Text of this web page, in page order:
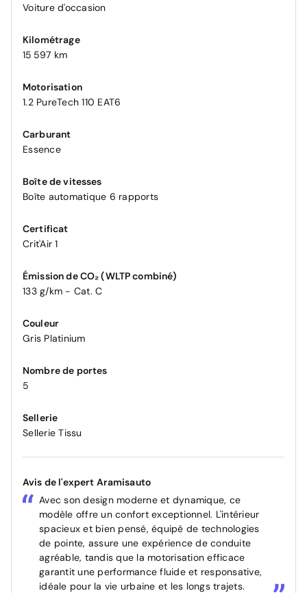
Voiture d'occasion
Kilométrage
15 597 km
Motorisation
1.2 PureTech 110 EAT6
Carburant
Essence
Boîte de vitesses
Boîte automatique 6 rapports
Certificat
Crit'Air 1
Émission de CO₂ (WLTP combiné)
133 g/km - Cat. C
Couleur
Gris Platinium
Nombre de portes
5
Sellerie
Sellerie Tissu
Avis de l'expert Aramisauto
Avec son design moderne et dynamique, ce
modèle offre un confort exceptionnel. L'intérieur
spacieux et bien pensé, équipé de technologies
de pointe, assure une expérience de conduite
agréable, tandis que la motorisation efficace
garantit une performance fluide et responsative,
idéale pour la vie urbaine et les longs trajets.